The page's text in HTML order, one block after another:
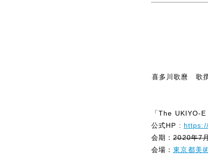
喜多川歌麿 歌
「The UKIYO-
公式HP :
会期：2020年7
会場：東京都美